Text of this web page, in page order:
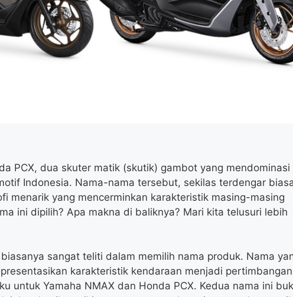
PCX, dua skuter matik (skutik) gambot yang mendominasi
Indonesia. Nama-nama tersebut, sekilas terdengar
menarik yang mencerminkan karakteristik masing-masing
ini dipilih? Apa makna di baliknya? Mari kita telusuri lebih
sangat teliti dalam memilih nama produk. Nama
karakteristik kendaraan menjadi pertimbangan
untuk Yamaha NMAX dan Honda PCX. Kedua nama ini